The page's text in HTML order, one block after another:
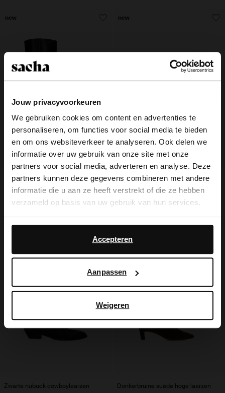
Jouw privacyvoorkeuren
We gebruiken cookies om content en advertenties te
personaliseren, om functies voor social media te bieden
en om ons websiteverkeer te analyseren. Ook delen we
informatie over uw gebruik van onze site met onze
partners voor social media, adverteren en analyse. Deze
partners kunnen deze gegevens combineren met andere
informatie die u aan ze heeft verstrekt of die ze hebben
verzameld op basis van uw gebruik van hun services.
Daarnaast werken wij samen met Google voor
advertentie- en meetdoeleinden. Meer informatie over
hoe Google uw persoonsgegevens gebruikt, vindt u op
Accepteren
Aanpassen
Weigeren
Zwarte leren biker boots
219.99
new
Beige teddy clogs met gesp
74.99
new
Zwarte nubuck cowboylaarzen
new
Donkerbruine suède hoge laarzen
new
×
View this website in English?
It looks like your language isn't Dutch. Would
you like to switch to English?
English
No, stay in Dutch